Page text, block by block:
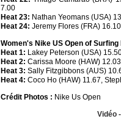
7.00
Heat 23: Nathan Yeomans (USA)
Heat 24: Jeremy Flores (FRA)
Women's Nike US Open of
Heat 1: Lakey Peterson (USA)
Heat 2: Carissa Moore (HAW)
Heat 3: Sally Fitzgibbons (AUS)
Heat 4: Coco Ho (HAW) 11.67,
Crédit Photos : Nike Us Open
Vidéo